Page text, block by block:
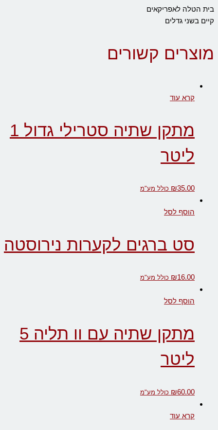
בית הטלה לאפריקאים
קיים בשני גדלים
מוצרים קשורים
קרא עוד
מתקן שתיה סטרילי גדול 1
ליטר
₪35.00 כולל מע"מ
הוסף לסל
סט ברגים לקערות נירוסטה
₪16.00 כולל מע"מ
הוסף לסל
מתקן שתיה עם וו תליה 5
ליטר
₪60.00 כולל מע"מ
קרא עוד